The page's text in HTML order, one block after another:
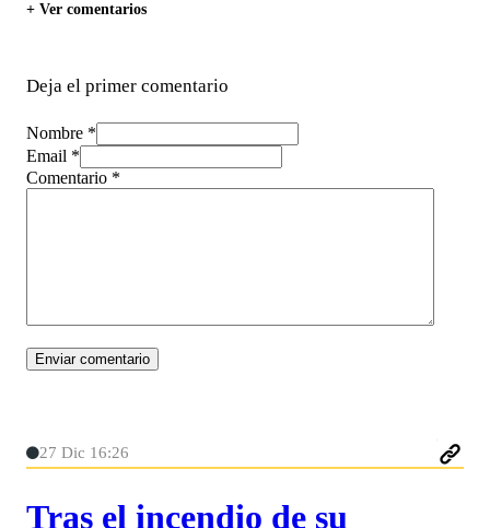
+ Ver comentarios
Deja el primer comentario
Nombre *
Email *
Comentario *
27 Dic 16:26
Tras el incendio de su